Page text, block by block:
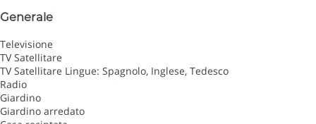
Generale
Televisione
TV Satellitare
TV Satellitare Lingue: Spagnolo, Inglese, Tedesco
Radio
Giardino
Giardino arredato